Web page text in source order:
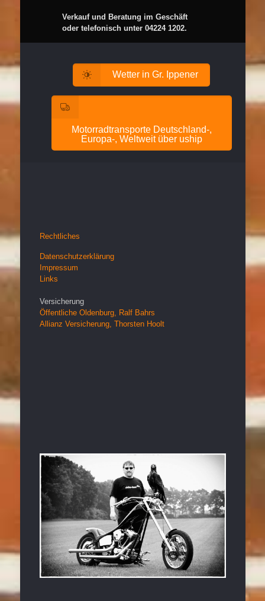
Verkauf und Beratung im Geschäft
oder telefonisch unter 04224 1202.
Wetter in Gr. Ippener
Motorradtransporte Deutschland-,
Europa-, Weltweit über uship
Rechtliches
Datenschutzerklärung
Impressum
Links
Versicherung
Öffentliche Oldenburg, Ralf Bahrs
Allianz Versicherung, Thorsten Hoolt